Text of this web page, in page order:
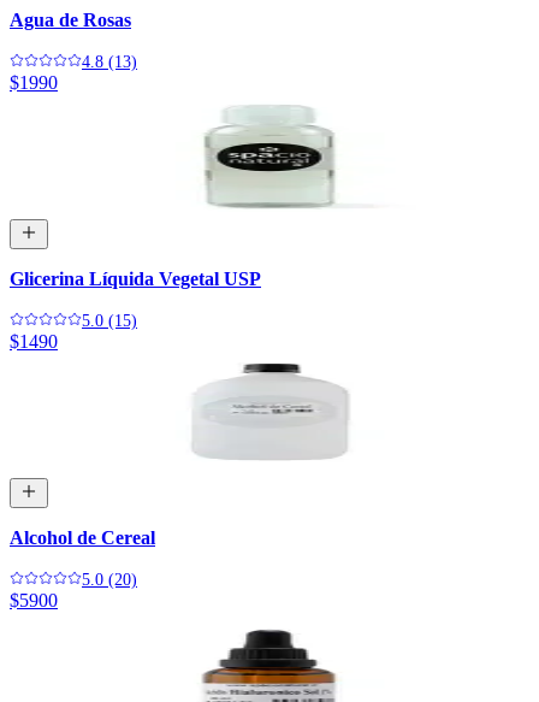
Agua de Rosas
4.8 (13)
$1990
Glicerina Líquida Vegetal USP
5.0 (15)
$1490
Alcohol de Cereal
5.0 (20)
$5900